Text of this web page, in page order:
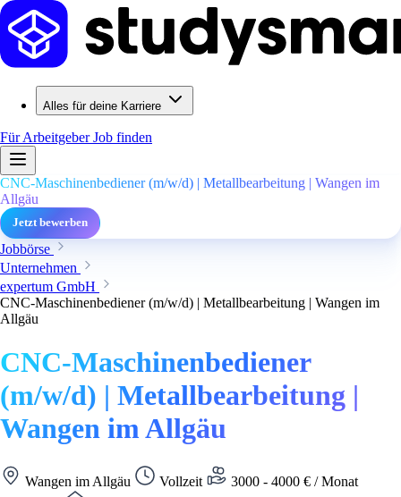
Alles für deine Karriere
Für ArbeitgeberJob finden
CNC-Maschinenbediener (m/w/d) | Metallbearbeitung | Wangen im
Allgäu
Jetzt bewerben
Jobbörse
Unternehmen
expertum GmbH
CNC-Maschinenbediener (m/w/d) | Metallbearbeitung | Wangen im
Allgäu
CNC-Maschinenbediener
(m/w/d) | Metallbearbeitung |
Wangen im Allgäu
Wangen im Allgäu Vollzeit
3000 - 4000 € / Monat